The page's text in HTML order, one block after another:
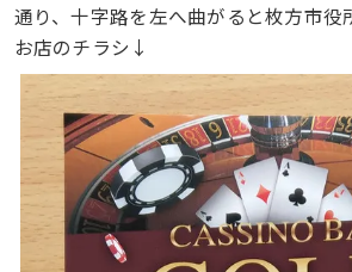
通り、十字路を左へ曲がると枚方市役
お店のチラシ↓